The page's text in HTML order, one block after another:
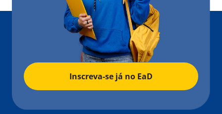
Inscreva-se já no EaD